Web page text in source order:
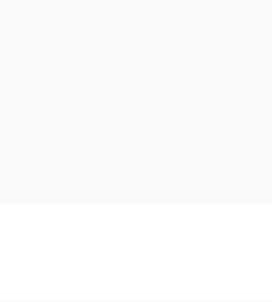
that forms the basis